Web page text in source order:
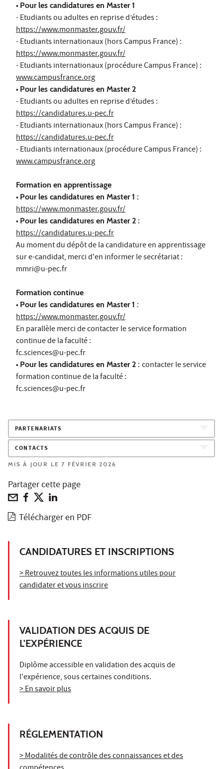
• Pour les candidatures en Master 1
- Etudiants ou adultes en reprise d’études :
https://www.monmaster.gouv.fr/
- Etudiants internationaux (hors Campus France) :
https://www.monmaster.gouv.fr/
- Etudiants internationaux (procédure Campus France) :
www.campusfrance.org
• Pour les candidatures en Master 2
- Etudiants ou adultes en reprise d’études :
https://candidatures.u-pec.fr
- Etudiants internationaux (hors Campus France) :
https://candidatures.u-pec.fr
- Etudiants internationaux (procédure Campus France) :
www.campusfrance.org
Formation en apprentissage
• Pour les candidatures en Master 1 :
https://www.monmaster.gouv.fr/
• Pour les candidatures en Master 2 :
https://candidatures.u-pec.fr
Au moment du dépôt de la candidature en apprentissage
sur e-candidat, merci d'en informer le secrétariat :
mmri@u-pec.fr
Formation continue
• Pour les candidatures en Master 1 :
https://www.monmaster.gouv.fr/
En parallèle merci de contacter le service formation
continue de la faculté :
fc.sciences@u-pec.fr
• Pour les candidatures en Master 2 : contacter le service
formation continue de la faculté :
fc.sciences@u-pec.fr
PARTENARIATS
CONTACTS
MIS À JOUR LE 7 FÉVRIER 2026
Partager cette page
Télécharger en PDF
CANDIDATURES ET INSCRIPTIONS
> Retrouvez toutes les informations utiles pour
candidater et vous inscrire
VALIDATION DES ACQUIS DE
L'EXPÉRIENCE
Diplôme accessible en validation des acquis de
l'expérience, sous certaines conditions.
> En savoir plus
RÉGLEMENTATION
> Modalités de contrôle des connaissances et des